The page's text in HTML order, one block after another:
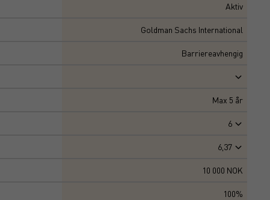
Aktiv
Goldman Sachs International
Barriereavhengig
Max 5 år
6
6,37
10 000 NOK
100%